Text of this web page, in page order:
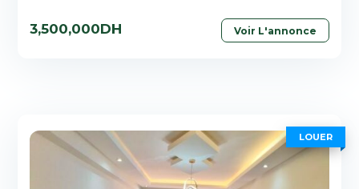
3,500,000DH Voir L'annonce
LOUER